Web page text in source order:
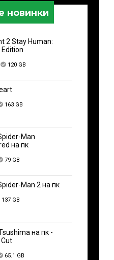
новинки
2 Stay Human:
Edition
120 GB
163 GB
Man
на пк
79 GB
Man 2 на пк
137 GB
на пк -
Cut
65.1 GB